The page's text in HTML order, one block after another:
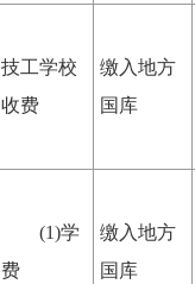
技工学校
收费
缴入地方
国库
(1)学
费
缴入地方
国库